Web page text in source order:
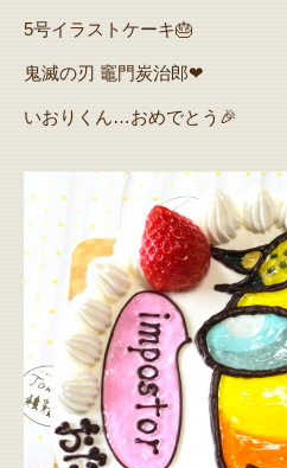
5号イラストケーキ🎂
鬼滅の刃 竈門炭治郎❤
いおりくん…おめでとう🎉